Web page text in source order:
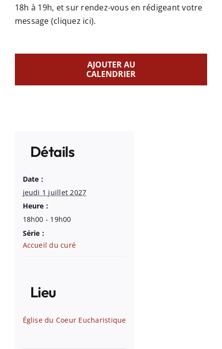
18h à 19h, et sur rendez-vous en rédigeant votre
message (cliquez ici).
AJOUTER AU
CALENDRIER
Détails
Date :
jeudi 1 juillet 2027
Heure :
18h00 - 19h00
Série :
Accueil du curé
Lieu
Église du Coeur Eucharistique